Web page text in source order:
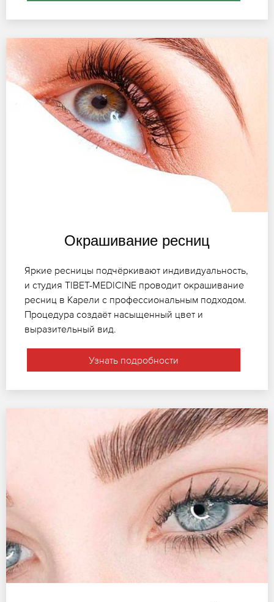
Окрашивание ресниц
Яркие ресницы подчёркивают индивидуальность,
и студия TIBET-MEDICINE проводит окрашивание
ресниц в Карели с профессиональным подходом.
Процедура создаёт насыщенный цвет и
выразительный вид.
Узнать подробности